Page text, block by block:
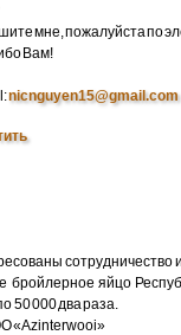
мне, пожалуйста по
Вам!
nicnguyen15@gmail.com
сотрудничество
бройлерное яйцо
50 000 два раза.
«Azinterwooi»